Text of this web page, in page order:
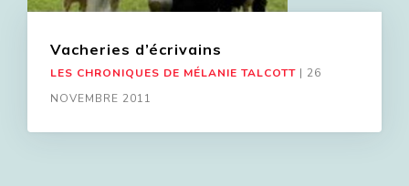
Vacheries d’écrivains
LES CHRONIQUES DE MÉLANIE TALCOTT | 26
NOVEMBRE 2011